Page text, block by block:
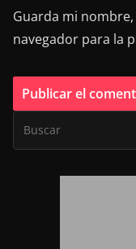
Guarda mi
navegador para la